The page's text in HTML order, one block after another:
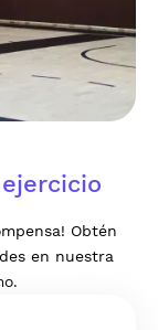
Obtén
en nuestra